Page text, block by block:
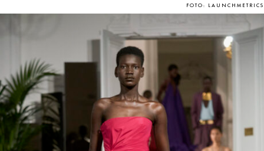
FOTO: LAUNCHMETRICS